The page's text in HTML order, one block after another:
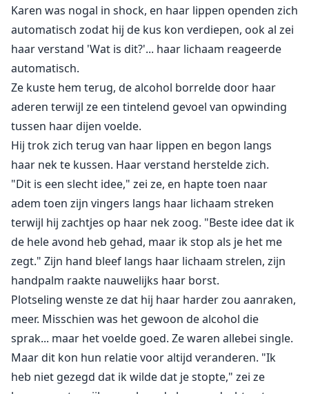
Karen was nogal in shock, en haar lippen openden zich
automatisch zodat hij de kus kon verdiepen, ook al zei
haar verstand 'Wat is dit?'... haar lichaam reageerde
automatisch.
Ze kuste hem terug, de alcohol borrelde door haar
aderen terwijl ze een tintelend gevoel van opwinding
tussen haar dijen voelde.
Hij trok zich terug van haar lippen en begon langs
haar nek te kussen. Haar verstand herstelde zich.
"Dit is een slecht idee," zei ze, en hapte toen naar
adem toen zijn vingers langs haar lichaam streken
terwijl hij zachtjes op haar nek zoog. "Beste idee dat ik
de hele avond heb gehad, maar ik stop als je het me
zegt." Zijn hand bleef langs haar lichaam strelen, zijn
handpalm raakte nauwelijks haar borst.
Plotseling wenste ze dat hij haar harder zou aanraken,
meer. Misschien was het gewoon de alcohol die
sprak... maar het voelde goed. Ze waren allebei single.
Maar dit kon hun relatie voor altijd veranderen. "Ik
heb niet gezegd dat ik wilde dat je stopte," zei ze